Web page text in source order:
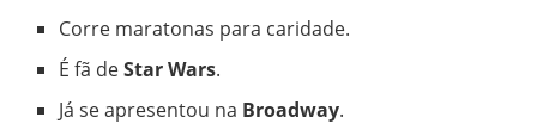
Corre maratonas para caridade.
É fã deStar Wars.
Já se apresentou na Broadway.